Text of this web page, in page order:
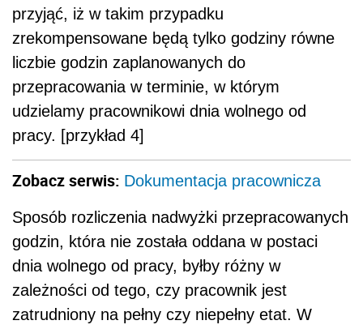
przyjąć, iż w takim przypadku
zrekompensowane będą tylko godziny równe
liczbie godzin zaplanowanych do
przepracowania w terminie, w którym
udzielamy pracownikowi dnia wolnego od
pracy. [przykład 4]
Zobacz serwis: Dokumentacja pracownicza
Sposób rozliczenia nadwyżki przepracowanych
godzin, która nie została oddana w postaci
dnia wolnego od pracy, byłby różny w
zależności od tego, czy pracownik jest
zatrudniony na pełny czy niepełny etat. W